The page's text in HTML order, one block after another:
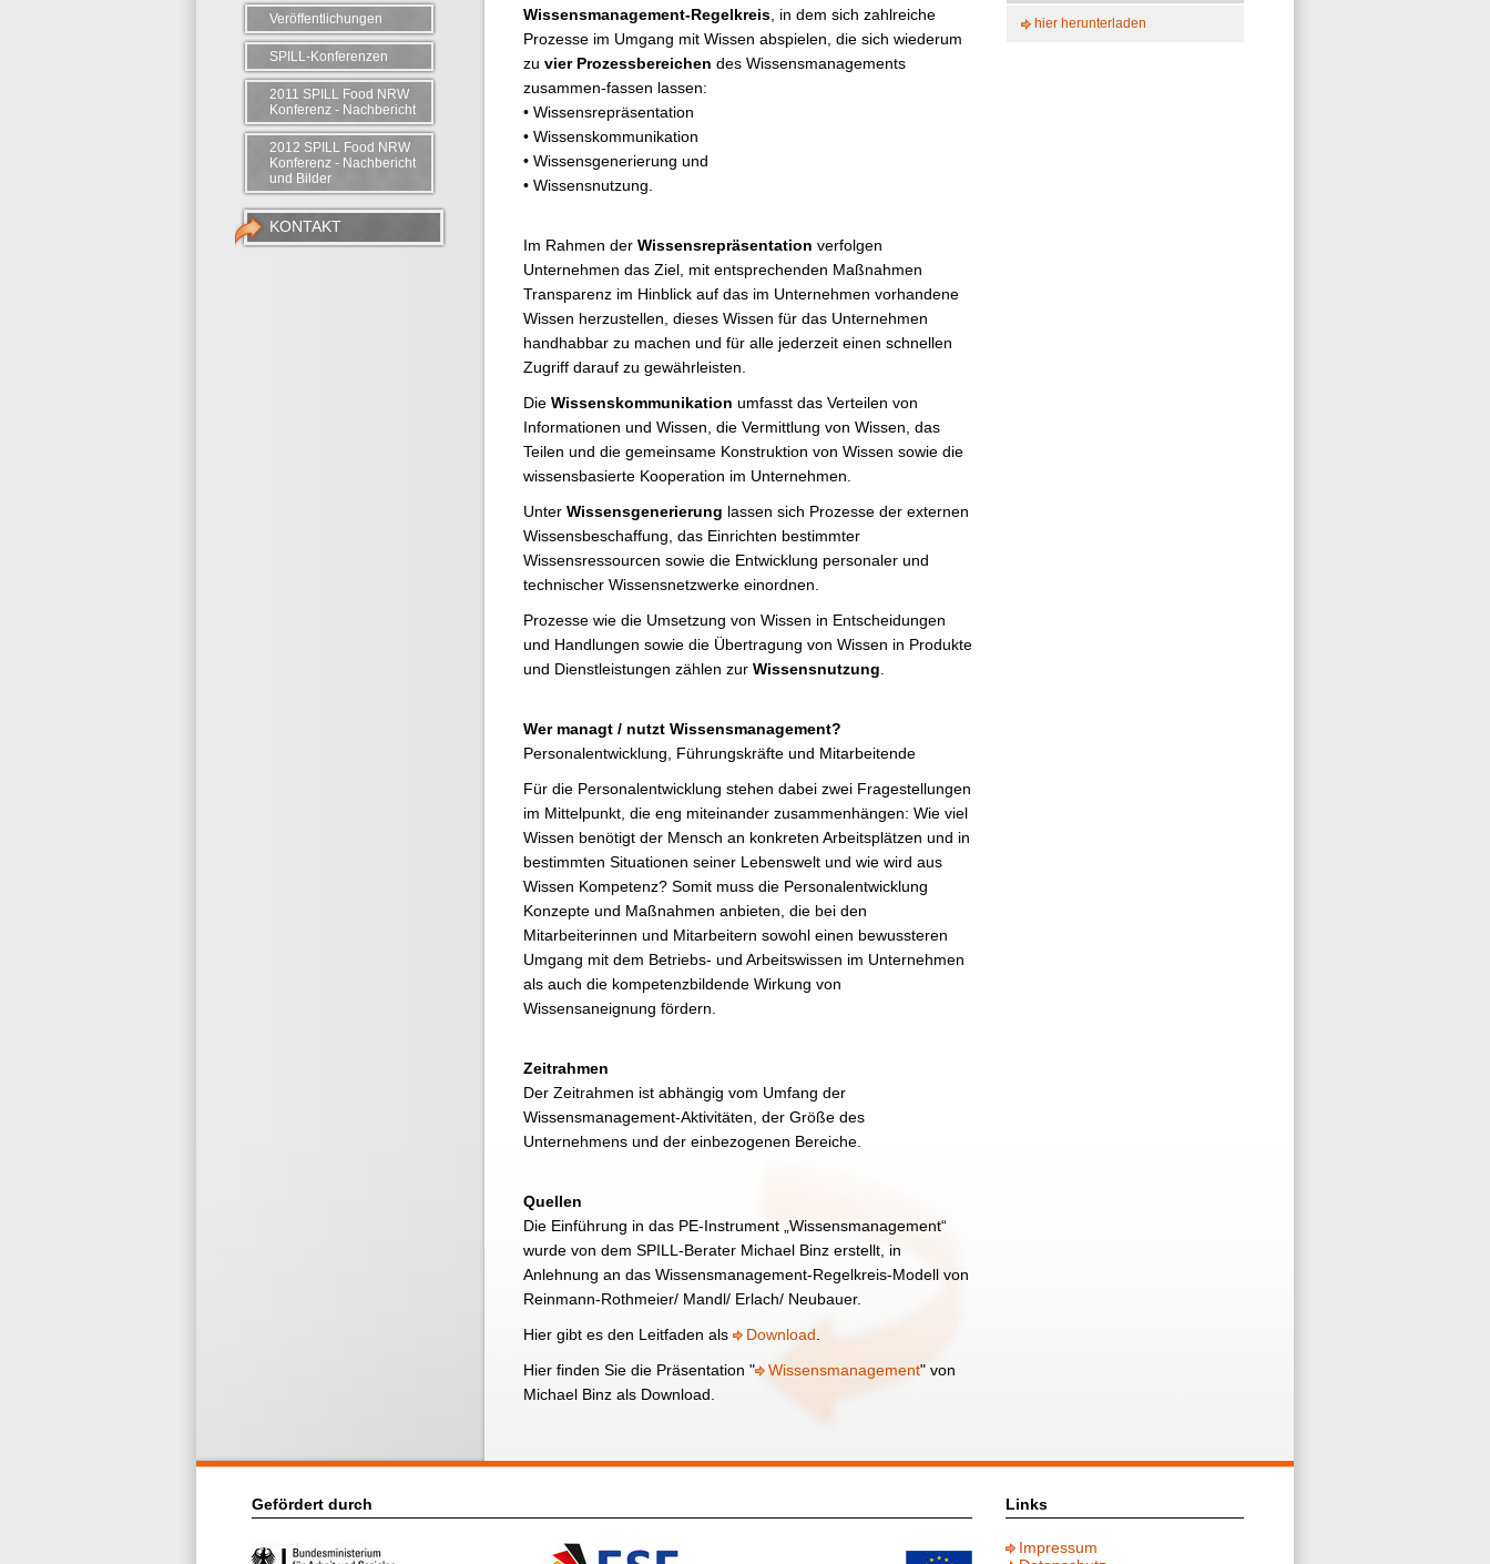
Veröffentlichungen
SPILL-Konferenzen
2011 SPILL Food NRW
Konferenz - Nachbericht
2012 SPILL Food NRW
Konferenz - Nachbericht
und Bilder
KONTAKT
Wissensmanagement-Regelkreis , in dem sich zahlreiche
Prozesse im Umgang mit Wissen abspielen, die sich wiederum
zu vier Prozessbereichen des Wissensmanagements
zusammen-fassen lassen:
• Wissensrepräsentation
• Wissenskommunikation
• Wissensgenerierung und
• Wissensnutzung.
Im Rahmen der Wissensrepräsentation verfolgen
Unternehmen das Ziel, mit entsprechenden Maßnahmen
Transparenz im Hinblick auf das im Unternehmen vorhandene
Wissen herzustellen, dieses Wissen für das Unternehmen
handhabbar zu machen und für alle jederzeit einen schnellen
Zugriff darauf zu gewährleisten.
Die Wissenskommunikation umfasst das Verteilen von
Informationen und Wissen, die Vermittlung von Wissen, das
Teilen und die gemeinsame Konstruktion von Wissen sowie die
wissensbasierte Kooperation im Unternehmen.
Unter Wissensgenerierung lassen sich Prozesse der externen
Wissensbeschaffung, das Einrichten bestimmter
Wissensressourcen sowie die Entwicklung personaler und
technischer Wissensnetzwerke einordnen.
Prozesse wie die Umsetzung von Wissen in Entscheidungen
und Handlungen sowie die Übertragung von Wissen in Produkte
und Dienstleistungen zählen zur Wissensnutzung
Wer managt / nutzt Wissensmanagement?
Personalentwicklung, Führungskräfte und Mitarbeitende
Für die Personalentwicklung stehen dabei zwei Fragestellungen
im Mittelpunkt, die eng miteinander zusammenhängen: Wie viel
Wissen benötigt der Mensch an konkreten Arbeitsplätzen und in
bestimmten Situationen seiner Lebenswelt und wie wird aus
Wissen Kompetenz? Somit muss die Personalentwicklung
Konzepte und Maßnahmen anbieten, die bei den
Mitarbeiterinnen und Mitarbeitern sowohl einen bewussteren
Umgang mit dem Betriebs- und Arbeitswissen im Unternehmen
als auch die kompetenzbildende Wirkung von
Wissensaneignung fördern.
Zeitrahmen
Der Zeitrahmen ist abhängig vom Umfang der
Wissensmanagement-Aktivitäten, der Größe des
Unternehmens und der einbezogenen Bereiche.
Quellen
Die Einführung in das PE-Instrument „Wissensmanagement“
wurde von dem SPILL-Berater Michael Binz erstellt, in
Anlehnung an das Wissensmanagement-Regelkreis-Modell von
Reinmann-Rothmeier/ Mandl/ Erlach/ Neubauer.
Hier gibt es den Leitfaden als
Download
Hier finden Sie die Präsentation "
Wissensmanagement" von
Michael Binz als Download.
hier herunterladen
Gefördert durch Links
Impressum